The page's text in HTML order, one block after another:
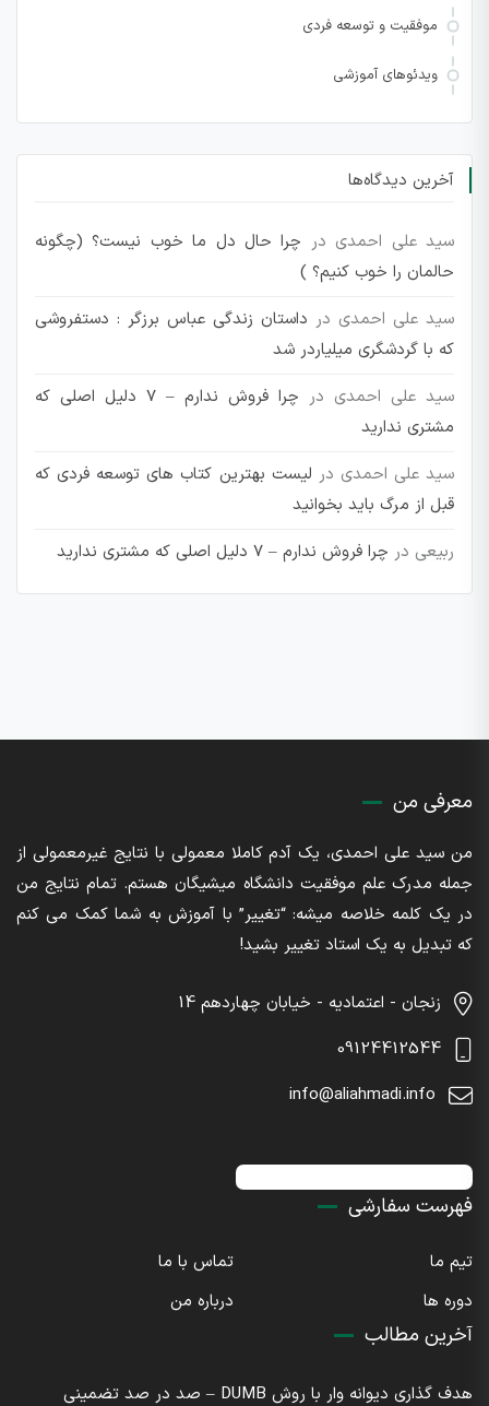
موفقیت و توسعه فردی
ویدئوهای آموزشی
آخرین دیدگاه‌ها
سید علی احمدی در چرا حال دل ما خوب نیست؟ (چگونه
حالمان را خوب کنیم؟ )
سید علی احمدی در داستان زندگی عباس برزگر : دستفروشی
که با گردشگری میلیاردر شد
سید علی احمدی در
چرا فروش ندارم – 7 دلیل اصلی که
مشتری ندارید
سید علی احمدی در لیست بهترین کتاب های توسعه فردی که
قبل از مرگ باید بخوانید
ربیعی در چرا فروش ندارم – 7 دلیل اصلی که مشتری ندارید
معرفی من
من سید علی احمدی، یک آدم کاملا معمولی با نتایج غیرمعمولی از
جمله مدرک علم موفقیت دانشگاه میشیگان هستم. تمام نتایج من
در یک کلمه خلاصه میشه: “تغییر” با آموزش به شما کمک می کنم
که تبدیل به یک استاد تغییر بشید!
زنجان - اعتمادیه - خیابان چهاردهم 14
09124412544
info@aliahmadi.info
فهرست سفارشی
تیم ما
تماس با ما
دوره ها
درباره من
آخرین مطالب
هدف گذاری دیوانه وار با روش DUMB – صد در صد تضمینی